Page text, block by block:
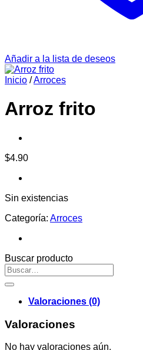
Añadir a la lista de deseos
Inicio /Arroces
Arroz frito
$4.90
Sin existencias
Categoría: Arroces
Buscar producto
Buscar
por:
Valoraciones (0)
Valoraciones
No hay valoraciones aún.